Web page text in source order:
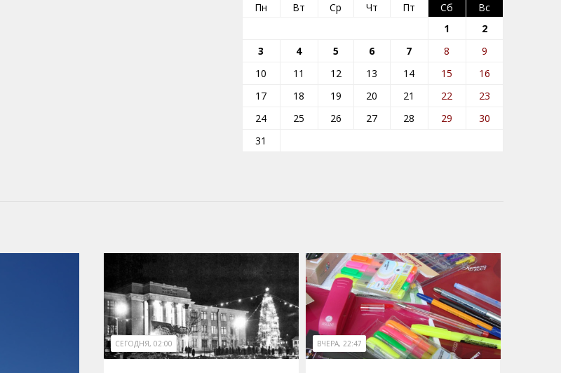
Пн
Вт Ср Чт Пт Сб
Вс
1
2
3
4 5 6 7 8
9
10
11 12 13 14 15
16
17
18 19 20 21 22
23
24
25 26 27 28 29
30
31
СЕГОДНЯ, 02:00 ВЧЕРА, 22:47